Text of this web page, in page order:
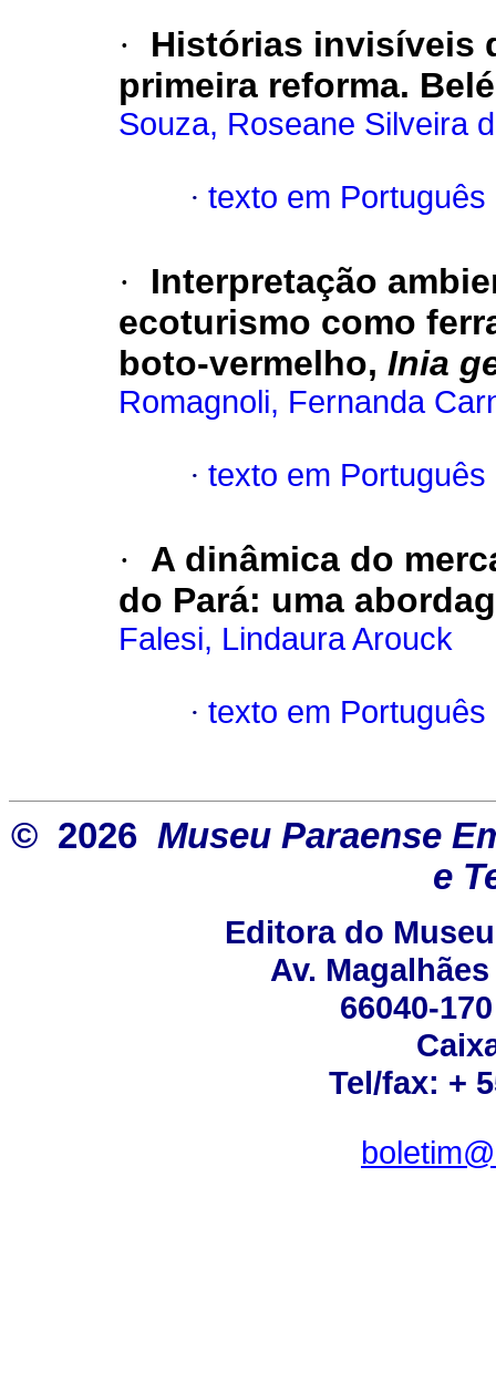
·
Histórias invisíveis
primeira reforma.
Souza, Roseane Silveira
· texto em Português
·
Interpretação
ecoturismo como
boto-vermelho, Inia
Romagnoli, Fernanda
· texto em Português
·
A dinâmica do
do Pará: uma
Falesi, Lindaura Arouck
· texto em Português
© 2026 Museu Paraense
e
Editora do
Av.
66040-
Tel/fax: +